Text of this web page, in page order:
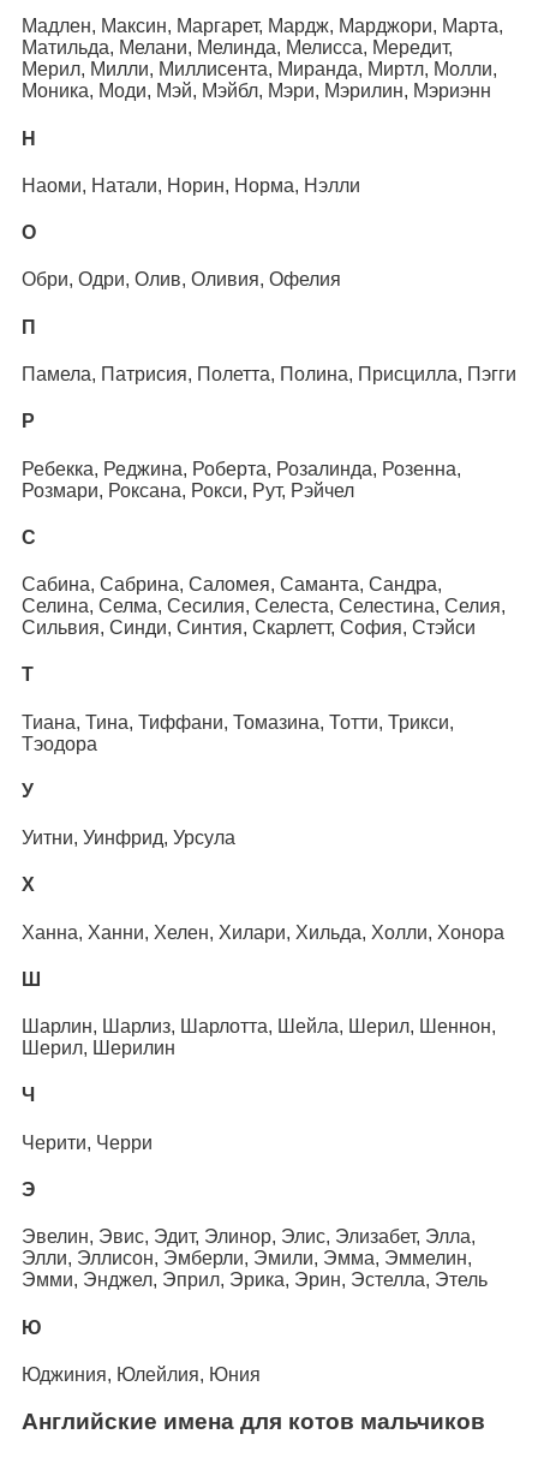
Мадлен, Максин, Маргарет, Мардж, Марджори, Марта,
Матильда, Мелани, Мелинда, Мелисса, Мередит,
Мерил, Милли, Миллисента, Миранда, Миртл, Молли,
Моника, Моди, Мэй, Мэйбл, Мэри, Мэрилин, Мэриэнн
Н
Наоми, Натали, Норин, Норма, Нэлли
О
Обри, Одри, Олив, Оливия, Офелия
П
Памела, Патрисия, Полетта, Полина, Присцилла, Пэгги
Р
Ребекка, Реджина, Роберта, Розалинда, Розенна,
Розмари, Роксана, Рокси, Рут, Рэйчел
С
Сабина, Сабрина, Саломея, Саманта, Сандра,
Селина, Селма, Сесилия, Селеста, Селестина, Селия,
Сильвия, Синди, Синтия, Скарлетт, София, Стэйси
Т
Тиана, Тина, Тиффани, Томазина, Тотти, Трикси,
Тэодора
У
Уитни, Уинфрид, Урсула
Х
Ханна, Ханни, Хелен, Хилари, Хильда, Холли, Хонора
Ш
Шарлин, Шарлиз, Шарлотта, Шейла, Шерил, Шеннон,
Шерил, Шерилин
Ч
Черити, Черри
Э
Эвелин, Эвис, Эдит, Элинор, Элис, Элизабет, Элла,
Элли, Эллисон, Эмберли, Эмили, Эмма, Эммелин,
Эмми, Энджел, Эприл, Эрика, Эрин, Эстелла, Этель
Ю
Юджиния, Юлейлия, Юния
Английские имена для котов мальчиков